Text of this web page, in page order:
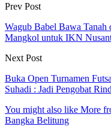
Prev Post
Wagub Babel Bawa
Mangkol untuk IKN
Next Post
Buka Open Turnamen
Suhadi : Jadi Pengobat
You might also like More
Bangka Belitung